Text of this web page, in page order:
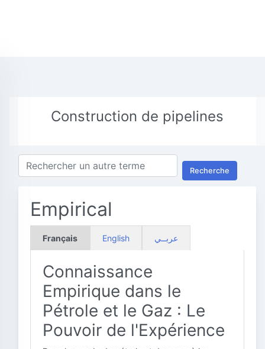
Construction de pipelines
Recherche
Empirical
Français English عربــي
Connaissance
Empirique dans le
Pétrole et le Gaz : Le
Pouvoir de l'Expérience